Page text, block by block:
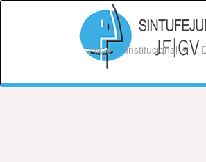
Início Institucional